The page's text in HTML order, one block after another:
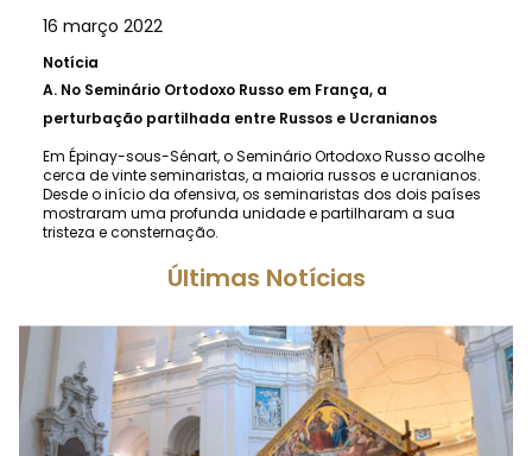
16 março 2022
Notícia
A. No Seminário Ortodoxo Russo em França, a
perturbação partilhada entre Russos e Ucranianos
Em Épinay-sous-Sénart, o Seminário Ortodoxo Russo acolhe
cerca de vinte seminaristas, a maioria russos e ucranianos.
Desde o início da ofensiva, os seminaristas dos dois países
mostraram uma profunda unidade e partilharam a sua
tristeza e consternação.
Últimas Notícias